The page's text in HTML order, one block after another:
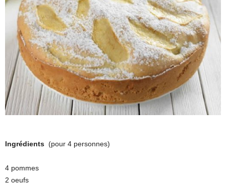
Ingrédients (pour 4 personnes)
4 pommes
2 oeufs